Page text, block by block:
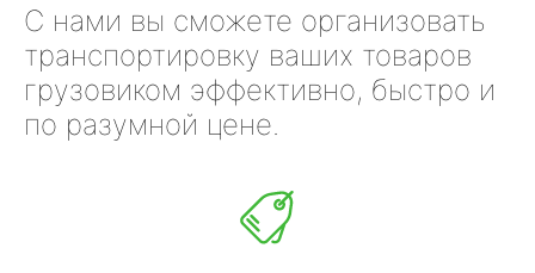
С нами вы сможете организовать
транспортировку ваших товаров
грузовиком эффективно, быстро и
по разумной цене.